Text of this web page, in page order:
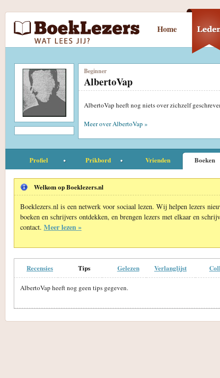
Home
Beginner
AlbertoVap
AlbertoVap heeft nog niets over zichzelf
Meer over AlbertoVap »
Profiel Prikbord Vrienden Boeken
Welkom op Boeklezers.nl
Boeklezers.nl is een netwerk voor sociaal lezen. Wij helpen lezers
boeken en schrijvers ontdekken, en brengen lezers met elkaar en
contact. Meer lezen »
Recensies Tips Gelezen Verlanglijst
AlbertoVap heeft nog geen tips gegeven.